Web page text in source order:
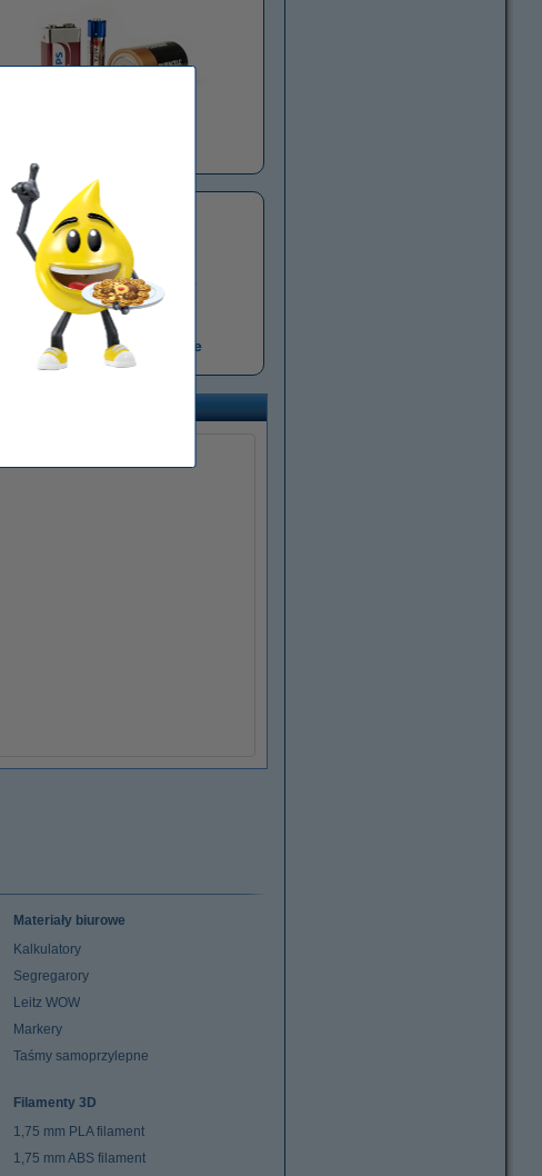
Akcesoria komputerowe
Materiały biurowe
Kalkulatory
Segregarory
Leitz WOW
Markery
Taśmy samoprzylepne
Filamenty 3D
1,75 mm PLA filament
1,75 mm ABS filament